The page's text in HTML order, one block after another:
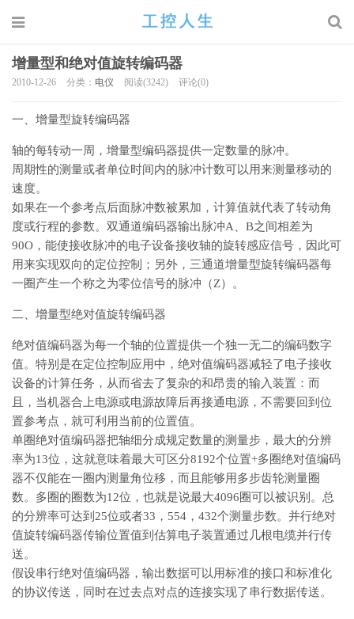
增量型和绝对值旋转编码器
2010-12-26 分类： 电仪 阅读(3242) 评论(0)
一、增量型旋转编码器
轴的每转动一周，增量型编码器提供一定数量的脉冲。
周期性的测量或者单位时间内的脉冲计数可以用来测量移动的
速度。
如果在一个参考点后面脉冲数被累加，计算值就代表了转动角
度或行程的参数。双通道编码器输出脉冲A、B之间相差为
90O，能使接收脉冲的电子设备接收轴的旋转感应信号，因此可
用来实现双向的定位控制；另外，三通道增量型旋转编码器每
一圈产生一个称之为零位信号的脉冲（Z）。
二、增量型绝对值旋转编码器
绝对值编码器为每一个轴的位置提供一个独一无二的编码数字
值。特别是在定位控制应用中，绝对值编码器减轻了电子接收
设备的计算任务，从而省去了复杂的和昂贵的输入装置：而
且，当机器合上电源或电源故障后再接通电源，不需要回到位
置参考点，就可利用当前的位置值。
单圈绝对值编码器把轴细分成规定数量的测量步，最大的分辨
率为13位，这就意味着最大可区分8192个位置+多圈绝对值编码
器不仅能在一圈内测量角位移，而且能够用多步齿轮测量圈
数。多圈的圈数为12位，也就是说最大4096圈可以被识别。总
的分辨率可达到25位或者33，554，432个测量步数。并行绝对
值旋转编码器传输位置值到估算电子装置通过几根电缆并行传
送。
假设串行绝对值编码器，输出数据可以用标准的接口和标准化
的协议传送，同时在过去点对点的连接实现了串行数据传送。